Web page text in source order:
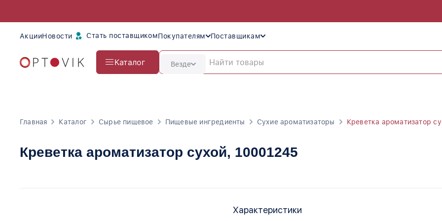
АкцииНовости Стать поставщикомПокупателям Поставщикам
Каталог Везде
Главная Каталог Сырье пищевое Пищевые ингредиенты Сухие ароматизаторы Креветка ароматизатор
Креветка ароматизатор сухой, 10001245
Характеристики